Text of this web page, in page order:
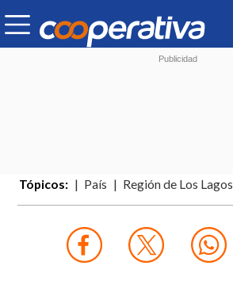
Tópicos: País Región de Los Lagos